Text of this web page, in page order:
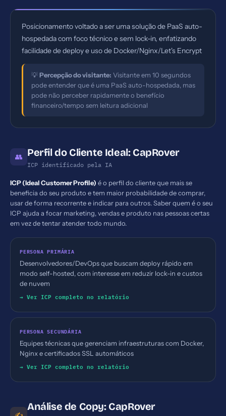
Posicionamento voltado a ser uma solução de PaaS auto-
hospedada com foco técnico e sem lock-in, enfatizando
facilidade de deploy e uso de Docker/Nginx/Let's Encrypt
💡Percepção do visitante: Visitante em 10 segundos
pode entender que é uma PaaS auto-hospedada, mas
pode não perceber rapidamente o benefício
financeiro/tempo sem leitura adicional
👥 Perfil do Cliente Ideal: CapRover
ICP identificado pela IA
ICP (Ideal Customer Profile) é o perfil do cliente que mais se
beneficia do seu produto e tem maior probabilidade de comprar,
usar de forma recorrente e indicar para outros. Saber quem é o seu
ICP ajuda a focar marketing, vendas e produto nas pessoas certas
em vez de tentar atender todo mundo.
PERSONA PRIMÁRIA
Desenvolvedores/DevOps que buscam deploy rápido em
modo self-hosted, com interesse em reduzir lock-in e custos
de nuvem
→ Ver ICP completo no relatório
PERSONA SECUNDÁRIA
Equipes técnicas que gerenciam infraestruturas com Docker,
Nginx e certificados SSL automáticos
→ Ver ICP completo no relatório
Análise de Copy: CapRover